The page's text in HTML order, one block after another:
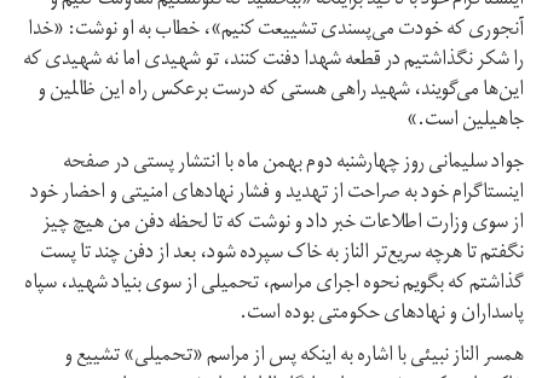
آنجوری که خودت می‌پسندی تشییعت کنیم»، خطاب به او نوشت: «خدا
را شکر نگذاشتیم در قطعه شهدا دفنت کنند، تو شهیدی اما نه شهیدی که
این‌ها می‌گویند، شهید راهی هستی که درست برعکس راه این ظالمین و
جاهیلین است.»
جواد سلیمانی روز چهارشنبه دوم بهمن ماه با انتشار پستی در صفحه
اینستاگرام خود به صراحت از تهدید و فشار نهادهای امنیتی و احضار خود
از سوی وزارت اطلاعات خبر داد و نوشت که تا لحظه دفن من هیچ چیز
نگفتم تا هرچه سریع‌تر الناز به خاک سپرده شود، بعد از دفن چند تا پست
گذاشتم که بگویم نحوه اجرای مراسم، تحمیلی از سوی بنیاد شهید، سپاه
پاسداران و نهادهای حکومتی بوده است.
همسر الناز نبیئی با اشاره به اینکه پس از مراسم «تحمیلی» تشییع و